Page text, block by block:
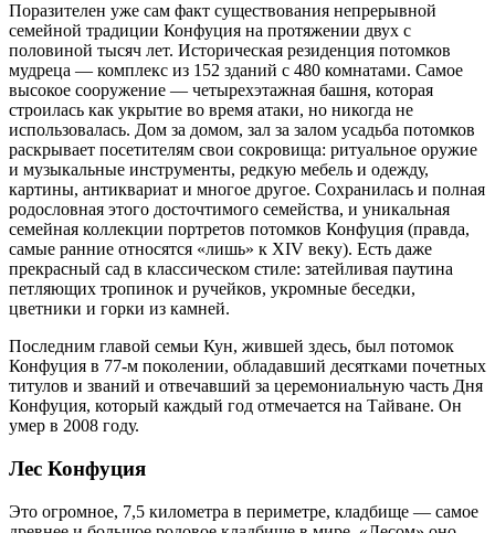
Поразителен уже сам факт существования непрерывной
семейной традиции Конфуция на протяжении двух с
половиной тысяч лет. Историческая резиденция потомков
мудреца — комплекс из 152 зданий с 480 комнатами. Самое
высокое сооружение — четырехэтажная башня, которая
строилась как укрытие во время атаки, но никогда не
использовалась. Дом за домом, зал за залом усадьба потомков
раскрывает посетителям свои сокровища: ритуальное оружие
и музыкальные инструменты, редкую мебель и одежду,
картины, антиквариат и многое другое. Сохранилась и полная
родословная этого досточтимого семейства, и уникальная
семейная коллекции портретов потомков Конфуция (правда,
самые ранние относятся «лишь» к XIV веку). Есть даже
прекрасный сад в классическом стиле: затейливая паутина
петляющих тропинок и ручейков, укромные беседки,
цветники и горки из камней.
Последним главой семьи Кун, жившей здесь, был потомок
Конфуция в 77-м поколении, обладавший десятками почетных
титулов и званий и отвечавший за церемониальную часть Дня
Конфуция, который каждый год отмечается на Тайване. Он
умер в 2008 году.
Лес Конфуция
Это огромное, 7,5 километра в периметре, кладбище — самое